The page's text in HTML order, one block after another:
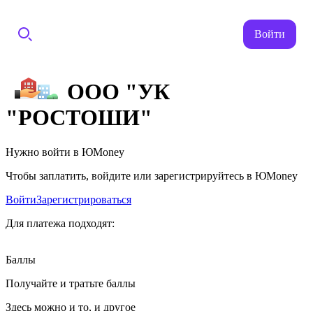
Войти
ООО "УК
"РОСТОШИ"
Нужно войти в ЮMoney
Чтобы заплатить, войдите или зарегистрируйтесь в ЮMoney
ВойтиЗарегистрироваться
Для платежа подходят:
Баллы
Получайте и тратьте баллы
Здесь можно и то, и другое